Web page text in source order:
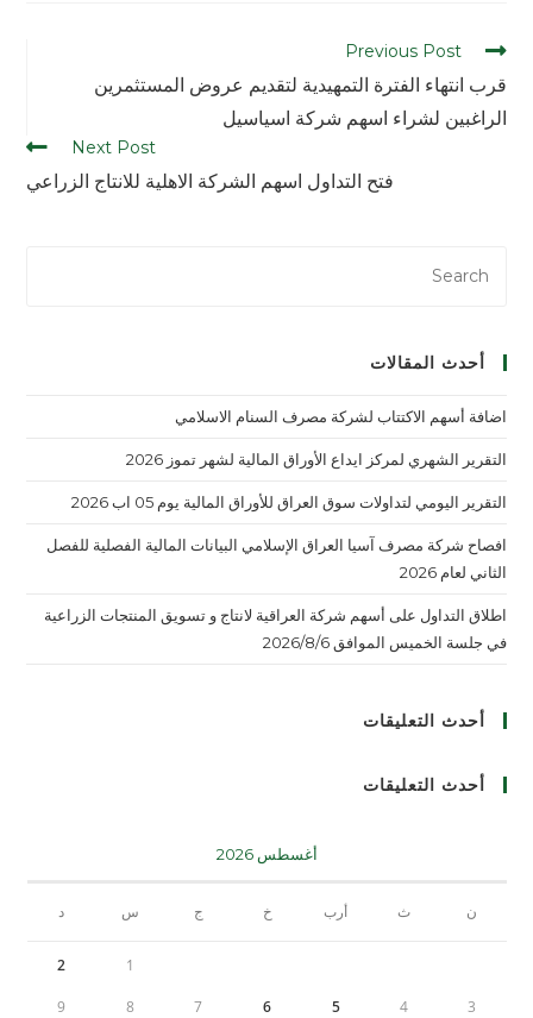
Previous Post
قرب انتهاء الفترة التمهيدية لتقديم عروض المستثمرين
الراغبين لشراء اسهم شركة اسياسيل
Next Post
فتح التداول اسهم الشركة الاهلية للانتاج الزراعي
أحدث المقالات
اضافة أسهم الاكتتاب لشركة مصرف السنام الاسلامي
التقرير الشهري لمركز ايداع الأوراق المالية لشهر تموز 2026
التقرير اليومي لتداولات سوق العراق للأوراق المالية يوم 05 اب 2026
افصاح شركة مصرف آسيا العراق الإسلامي البيانات المالية الفصلية للفصل
الثاني لعام 2026
اطلاق التداول على أسهم شركة العراقية لانتاج و تسويق المنتجات الزراعية
في جلسة الخميس الموافق 2026/8/6
أحدث التعليقات
أحدث التعليقات
أغسطس 2026
ن ث أرب خ ج س د
1
2
3
4
5
6
7
8
9